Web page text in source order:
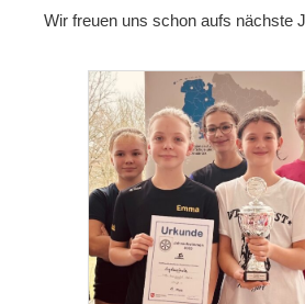
Wir freuen uns schon aufs nächste